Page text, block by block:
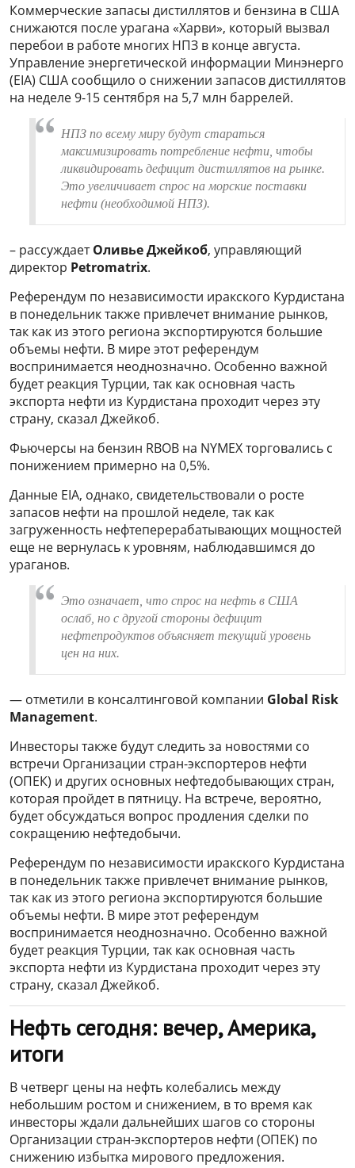
Коммерческие запасы дистиллятов и бензина в США
снижаются после урагана «Харви», который вызвал
перебои в работе многих НПЗ в конце августа.
Управление энергетической информации Минэнерго
(EIA) США сообщило о снижении запасов дистиллятов
на неделе 9-15 сентября на 5,7 млн баррелей.
НПЗ по всему миру будут стараться
максимизировать потребление нефти, чтобы
ликвидировать дефицит дистиллятов на рынке.
Это увеличивает спрос на морские поставки
нефти (необходимой НПЗ).
– рассуждаетОливье Джейкоб, управляющий
директор Petromatrix.
Референдум по независимости иракского Курдистана
в понедельник также привлечет внимание рынков,
так как из этого региона экспортируются большие
объемы нефти. В мире этот референдум
воспринимается неоднозначно. Особенно важной
будет реакция Турции, так как основная часть
экспорта нефти из Курдистана проходит через эту
страну, сказал Джейкоб.
Фьючерсы на бензин RBOB на NYMEX торговались с
понижением примерно на 0,5%.
Данные EIA, однако, свидетельствовали о росте
запасов нефти на прошлой неделе, так как
загруженность нефтеперерабатывающих мощностей
еще не вернулась к уровням, наблюдавшимся до
ураганов.
Это означает, что спрос на нефть в США
ослаб, но с другой стороны дефицит
нефтепродуктов объясняет текущий уровень
цен на них.
— отметили в консалтинговой компании Global Risk
Management.
Инвесторы также будут следить за новостями со
встречи Организации стран-экспортеров нефти
(ОПЕК) и других основных нефтедобывающих стран,
которая пройдет в пятницу. На встрече, вероятно,
будет обсуждаться вопрос продления сделки по
сокращению нефтедобычи.
Референдум по независимости иракского Курдистана
в понедельник также привлечет внимание рынков,
так как из этого региона экспортируются большие
объемы нефти. В мире этот референдум
воспринимается неоднозначно. Особенно важной
будет реакция Турции, так как основная часть
экспорта нефти из Курдистана проходит через эту
страну, сказал Джейкоб.
Нефть сегодня: вечер, Америка,
итоги
В четверг цены на нефть колебались между
небольшим ростом и снижением, в то время как
инвесторы ждали дальнейших шагов со стороны
Организации стран-экспортеров нефти (ОПЕК) по
снижению избытка мирового предложения.